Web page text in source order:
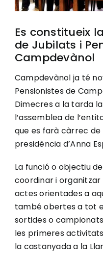
Cerca
…
Es constitueix
de Jubilats i
Campdevànol
Campdevànol ja té
Pensionistes de
Dimecres a la tarda
l’assemblea de
que es farà càrrec de
presidència d’Anna
La funció o objectiu
coordinar i
actes orientades a
també obertes a tot
sortides o
les primeres
la castanyada a la